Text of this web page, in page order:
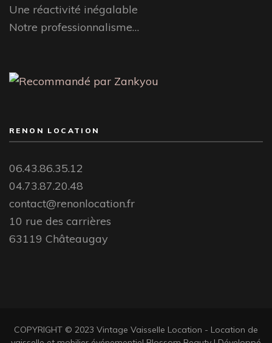
Une réactivité inégalable
Notre professionnalisme…
RENON LOCATION
06.43.86.35.12
04.73.87.20.48
contact@renonlocation.fr
10 rue des carrières
63119 Châteaugay
COPYRIGHT © 2023 Vintage Vaisselle Location - Location de